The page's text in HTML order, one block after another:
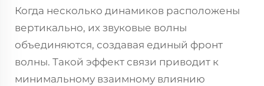
Когда несколько динамиков расположены
вертикально, их звуковые волны
объединяются, создавая единый фронт
волны. Такой эффект связи приводит к
минимальному взаимному влиянию